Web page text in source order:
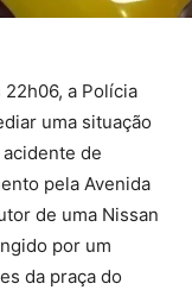
a Polícia
uma situação
de
pela Avenida
de uma Nissan
por um
da praça do